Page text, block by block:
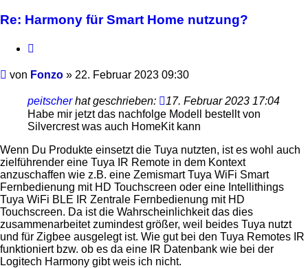
Re: Harmony für Smart Home nutzung?
Beitrag
von Fonzo » 22. Februar 2023 09:30
peitscherhat geschrieben:
17. Februar 2023 17:04
Habe mir jetzt das nachfolge Modell bestellt von
Silvercrest was auch HomeKit kann
Wenn Du Produkte einsetzt die Tuya nutzten, ist es wohl auch
zielführender eine Tuya IR Remote in dem Kontext
anzuschaffen wie z.B. eine Zemismart Tuya WiFi Smart
Fernbedienung mit HD Touchscreen oder eine Intellithings
Tuya WiFi BLE IR Zentrale Fernbedienung mit HD
Touchscreen. Da ist die Wahrscheinlichkeit das dies
zusammenarbeitet zumindest größer, weil beides Tuya nutzt
und für Zigbee ausgelegt ist. Wie gut bei den Tuya Remotes IR
funktioniert bzw. ob es da eine IR Datenbank wie bei der
Logitech Harmony gibt weis ich nicht.